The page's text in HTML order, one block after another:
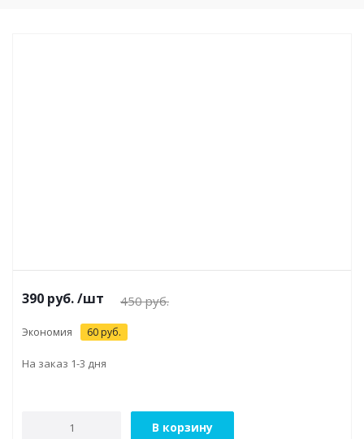
390 руб./шт 450руб.
Экономия 60 руб.
На заказ 1-3 дня
В корзину